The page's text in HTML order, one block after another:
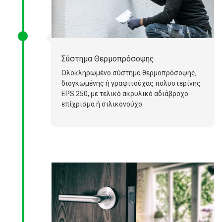
Σύστημα Θερμοπρόσοψης
Ολοκληρωμένο σύστημα θερμοπρόσοψης,
διογκωμένης ή γραφιτούχας πολυστερίνης
EPS 250, με τελικό ακρυλικό αδιάβροχο
επίχρισμα ή σιλικονούχο.